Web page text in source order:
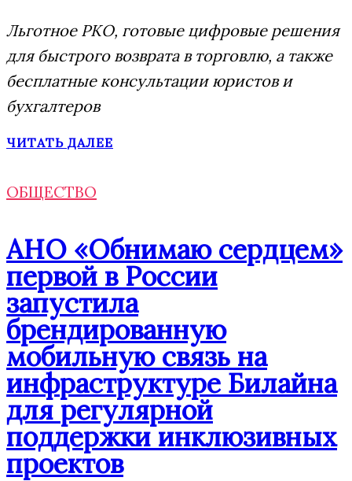
Льготное РКО, готовые цифровые решения
для быстрого возврата в торговлю, а также
бесплатные консультации юристов и
бухгалтеров
ЧИТАТЬ ДАЛЕЕ
ОБЩЕСТВО
АНО «Обнимаю сердцем»
первой в России
запустила
брендированную
мобильную связь на
инфраструктуре Билайна
для регулярной
поддержки инклюзивных
проектов